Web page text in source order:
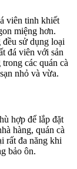
viên tinh khiết
miệng hơn.
sử dụng loại
đá viên với sản
các quán cà
nhỏ và vừa.
hợp để lắp đặt
hàng, quán cà
rất đa năng khi
bảo ôn.